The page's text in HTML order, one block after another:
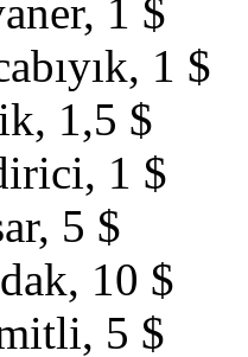
1 $
1 $
1,5 $
1 $
5 $
10 $
5 $